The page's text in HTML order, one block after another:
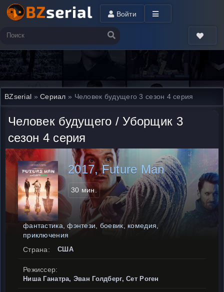
Войти
BZserial »Сериал » Человек будущего 3 сезон 4 серия
Человек будущего / Уборщик 3
сезон 4 серия
2017, Future Man
30 мин.
фантастика, фэнтези, боевик, комедия,
приключения
Страна:
США
Режиссер:
Ниша Ганатра, Эван Голдберг, Сет Роген